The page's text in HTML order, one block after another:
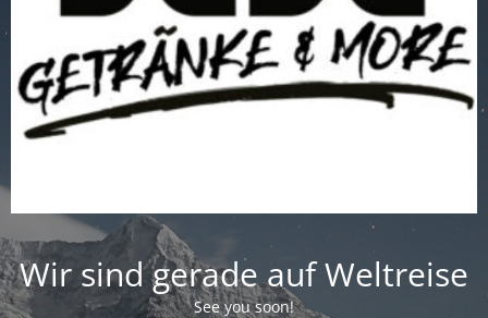
Wir sind gerade auf Weltreise
See you soon!